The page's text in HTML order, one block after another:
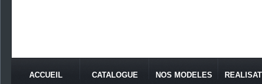
ACCUEIL CATALOGUE NOS MODELES